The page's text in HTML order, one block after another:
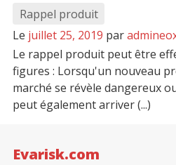
Rappel produit
Le juillet 25, 2019 par
Le rappel produit peut être
figures : Lorsqu'un nouveau
marché se révèle dangereux
peut également arriver (...)
Evarisk.com